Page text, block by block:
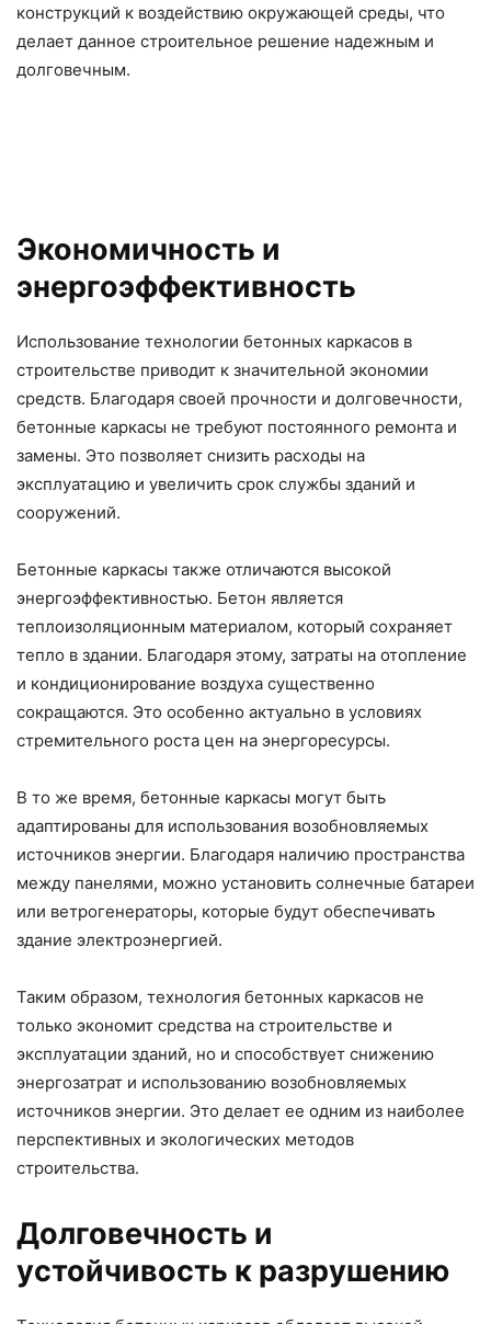
конструкций к воздействию окружающей среды, что
делает данное строительное решение надежным и
долговечным.
Экономичность и
энергоэффективность
Использование технологии бетонных каркасов в
строительстве приводит к значительной экономии
средств. Благодаря своей прочности и долговечности,
бетонные каркасы не требуют постоянного ремонта и
замены. Это позволяет снизить расходы на
эксплуатацию и увеличить срок службы зданий и
сооружений.
Бетонные каркасы также отличаются высокой
энергоэффективностью. Бетон является
теплоизоляционным материалом, который сохраняет
тепло в здании. Благодаря этому, затраты на отопление
и кондиционирование воздуха существенно
сокращаются. Это особенно актуально в условиях
стремительного роста цен на энергоресурсы.
В то же время, бетонные каркасы могут быть
адаптированы для использования возобновляемых
источников энергии. Благодаря наличию пространства
между панелями, можно установить солнечные батареи
или ветрогенераторы, которые будут обеспечивать
здание электроэнергией.
Таким образом, технология бетонных каркасов не
только экономит средства на строительстве и
эксплуатации зданий, но и способствует снижению
энергозатрат и использованию возобновляемых
источников энергии. Это делает ее одним из наиболее
перспективных и экологических методов
строительства.
Долговечность и
устойчивость к разрушению